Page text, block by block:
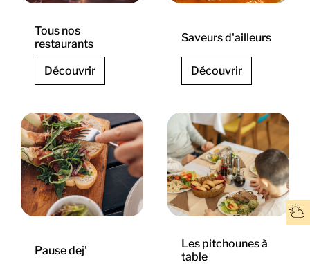
Tous nos
restaurants
Découvrir
Saveurs d'ailleurs
Découvrir
Pause dej'
Les pitchounes à
table